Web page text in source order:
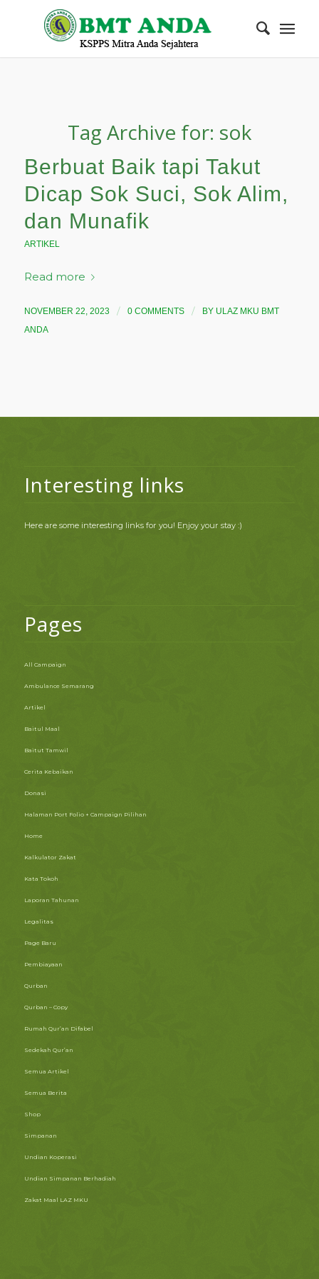
Tag Archive for: sok
Berbuat Baik tapi Takut
Dicap Sok Suci, Sok Alim,
dan Munafik
ARTIKEL
Read more
NOVEMBER 22, 2023 / 0 COMMENTS / BY ULAZ MKU BMT
ANDA
Interesting links
Here are some interesting links for you! Enjoy your stay :)
Pages
All Campaign
Ambulance Semarang
Artikel
Baitul Maal
Baitut Tamwil
Cerita Kebaikan
Donasi
Halaman Port Folio + Campaign Pilihan
Home
Kalkulator Zakat
Kata Tokoh
Laporan Tahunan
Legalitas
Page Baru
Pembiayaan
Qurban
Qurban – Copy
Rumah Qur’an Difabel
Sedekah Qur’an
Semua Artikel
Semua Berita
Shop
Simpanan
Undian Koperasi
Undian Simpanan Berhadiah
Zakat Maal LAZ MKU